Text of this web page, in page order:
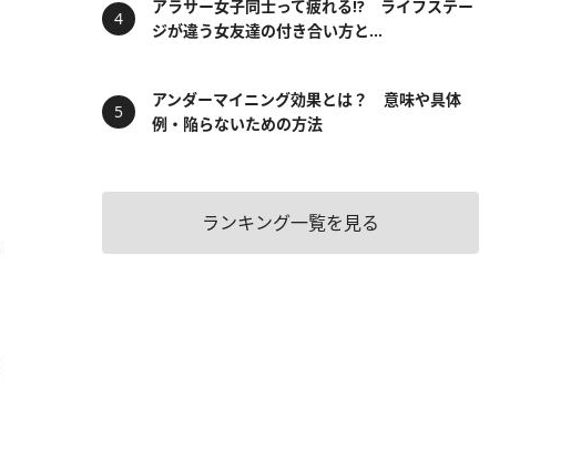
アラサー女子同士って疲れる⁉ ライフステー
ジが違う女友達の付き合い方と...
アンダーマイニング効果とは？ 意味や具体
例・陥らないための方法
ランキング一覧を見る